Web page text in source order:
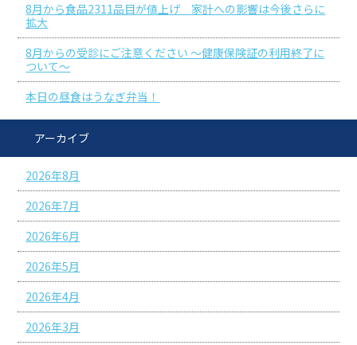
8月から食品2311品目が値上げ 家計への影響は今後さらに
拡大
8月からの受診にご注意ください ～健康保険証の利用終了に
ついて～
本日の昼食はうなぎ弁当！
アーカイブ
2026年8月
2026年7月
2026年6月
2026年5月
2026年4月
2026年3月